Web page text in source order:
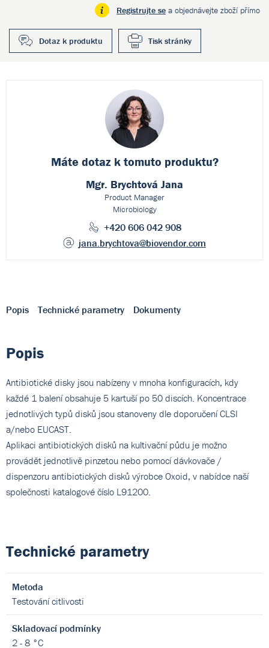
Registrujte se a objednávejte zboží přímo
Dotaz k produktu Tisk stránky
Máte dotaz k tomuto produktu?
Mgr. Brychtová Jana
Product Manager
Microbiology
+420 606 042 908
jana.brychtova@biovendor.com
Popis Technické parametry Dokumenty
Popis
Antibiotické disky jsou nabízeny v mnoha konfiguracích, kdy
každé 1 balení obsahuje 5 kartuší po 50 discích. Koncentrace
jednotlivých typů disků jsou stanoveny dle doporučení CLSI
a/nebo EUCAST.
Aplikaci antibiotických disků na kultivační půdu je možno
provádět jednotlivě pinzetou nebo pomocí dávkovače /
dispenzoru antibiotických disků výrobce Oxoid, v nabídce naší
společnosti katalogové číslo L91200.
Technické parametry
Metoda
Testování citlivosti
Skladovací podmínky
2 - 8 °C